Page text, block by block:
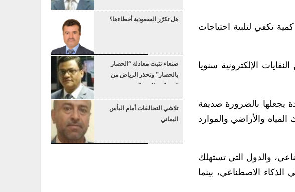
أن يصل إلى نحو 9.3 تريليون لتر بحلول عام 2030، وهي كمية تكفي لتلبية احتياجات
الاصطناعي ما يصل إلى 2.5 مليون طن من النفايات الإلكترونية سنويا
يجعلها بالضرورة صديقة
المياه والأراضي والموارد
والدول التي تستهلك
في الذكاء الاصطناعي، بينما
هل تكرّر السعودية أخطاءها؟
صنعاء تثبت معادلة “الحصار
بالحصار” وتحذر الرياض من
“عسكرة البحر”
تلاشي التحالفات أمام البأس
اليماني